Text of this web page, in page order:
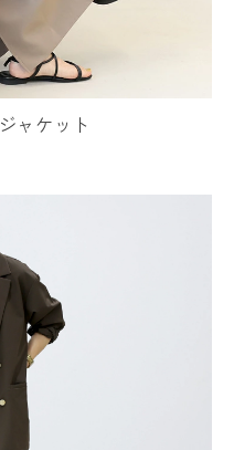
ジャケット